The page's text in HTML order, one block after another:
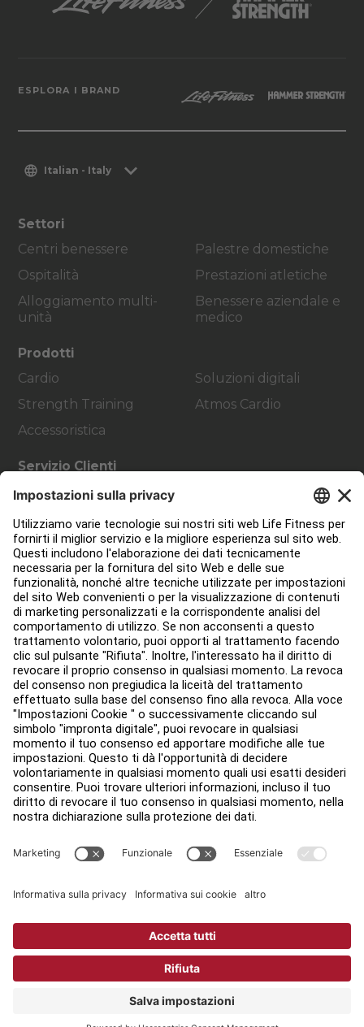
ESPLORA I BRAND
Italian - Italy
Settori
Centri benessere
Ospitalità
Alloggiamento multi-
unità
Palestre domestiche
Prestazioni atletiche
Benessere aziendale e
medico
Prodotti
Cardio
Strength Training
Accessoristica
Soluzioni digitali
Atmos Cardio
Servizio Clienti
Progettazione strutture
Hub di servizio
Hub per l'istruzione
Circa
Trova un distributore
Trova un negozio
Legale
Accessibilità
Accedi ad Facility Connect
Politica Sulla Privacy Di Life Fitness
Copyright © 2026 Life Fitness